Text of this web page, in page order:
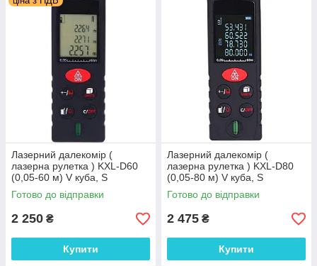
Лазерний далекомір (
лазерна рулетка ) KXL-D60
(0,05-60 м) V куба, S
прямокутника, довжина,
гіпотенуза
Готово до відправки
2 250 ₴
Купити
Лазерний далекомір (
лазерна рулетка ) KXL-D80
(0,05-80 м) V куба, S
прямокутника, довжина,
гіпотенуза
Готово до відправки
2 475 ₴
Купити